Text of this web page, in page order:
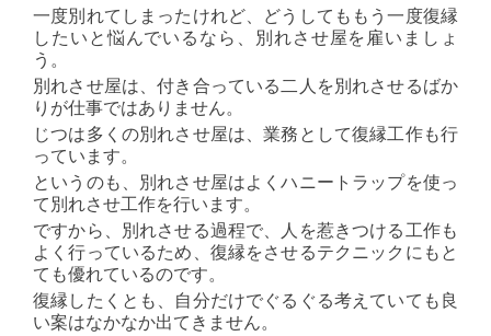
一度別れてしまったけれど、どうしてももう一度復縁
したいと悩んでいるなら、別れさせ屋を雇いましょ
う。
別れさせ屋は、付き合っている二人を別れさせるばか
りが仕事ではありません。
じつは多くの別れさせ屋は、業務として復縁工作も行
っています。
というのも、別れさせ屋はよくハニートラップを使っ
て別れさせ工作を行います。
ですから、別れさせる過程で、人を惹きつける工作も
よく行っているため、復縁をさせるテクニックにもと
ても優れているのです。
復縁したくとも、自分だけでぐるぐる考えていても良
い案はなかなか出てきません。